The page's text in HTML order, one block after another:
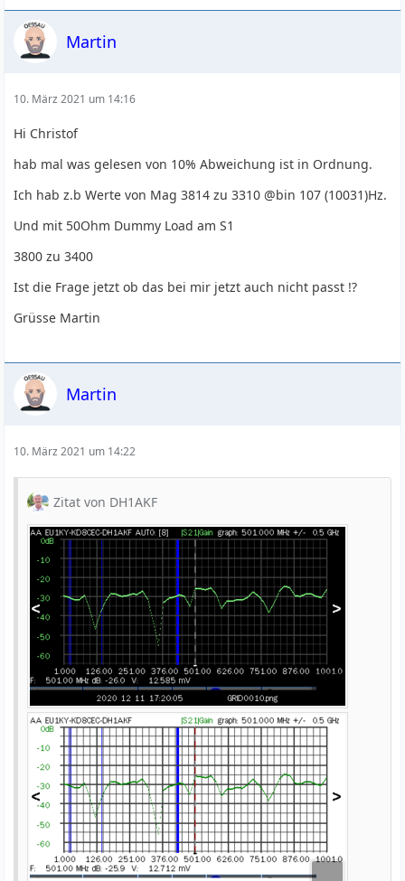
Martin
10. März 2021 um 14:16
Hi Christof
hab mal was gelesen von 10% Abweichung ist in Ordnung.
Ich hab z.b Werte von Mag 3814 zu 3310 @bin 107 (10031)Hz.
Und mit 50Ohm Dummy Load am S1
3800 zu 3400
Ist die Frage jetzt ob das bei mir jetzt auch nicht passt !?
Grüsse Martin
Martin
10. März 2021 um 14:22
Zitat von DH1AKF